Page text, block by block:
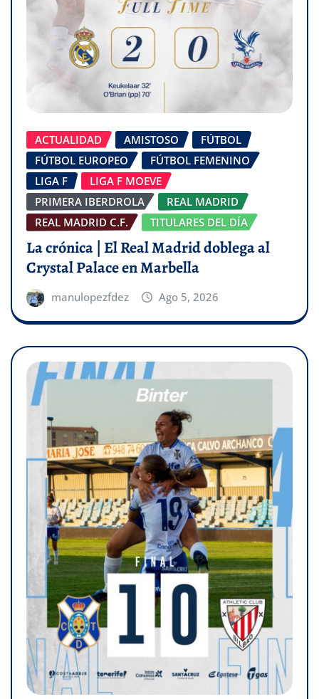
ACTUALIDAD AMISTOSO
FÚTBOL
FÚTBOL EUROPEO
FÚTBOL FEMENINO
LIGA F
LIGA F MOEVE
PRIMERA IBERDROLA
REAL MADRID
REAL MADRID C.F.
TITULARES DEL DÍA
La crónica | El Real Madrid doblega al
Crystal Palace en Marbella
manulopezfdez Ago 5, 2026